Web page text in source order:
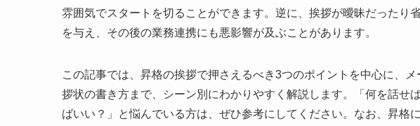
雰囲気でスタートを切ることができます。逆に、挨拶が曖昧だったり
を与え、その後の業務連携にも悪影響が及ぶことがあります。
この記事では、昇格の挨拶で押さえるべき3つのポイントを中心に、
拶状の書き方まで、シーン別にわかりやすく解説します。「何を話せ
ばいい？」と悩んでいる方は、ぜひ参考にしてください。なお、昇格